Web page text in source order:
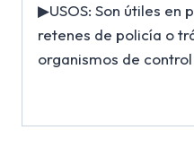
▶USOS: Son útiles en
retenes de policía o
organismos de